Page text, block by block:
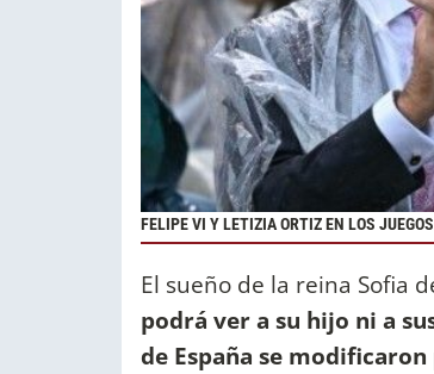
FELIPE VI Y LETIZIA ORTIZ EN LOS
El sueño de la reina Sofia
podrá ver a su hijo ni a
de España se